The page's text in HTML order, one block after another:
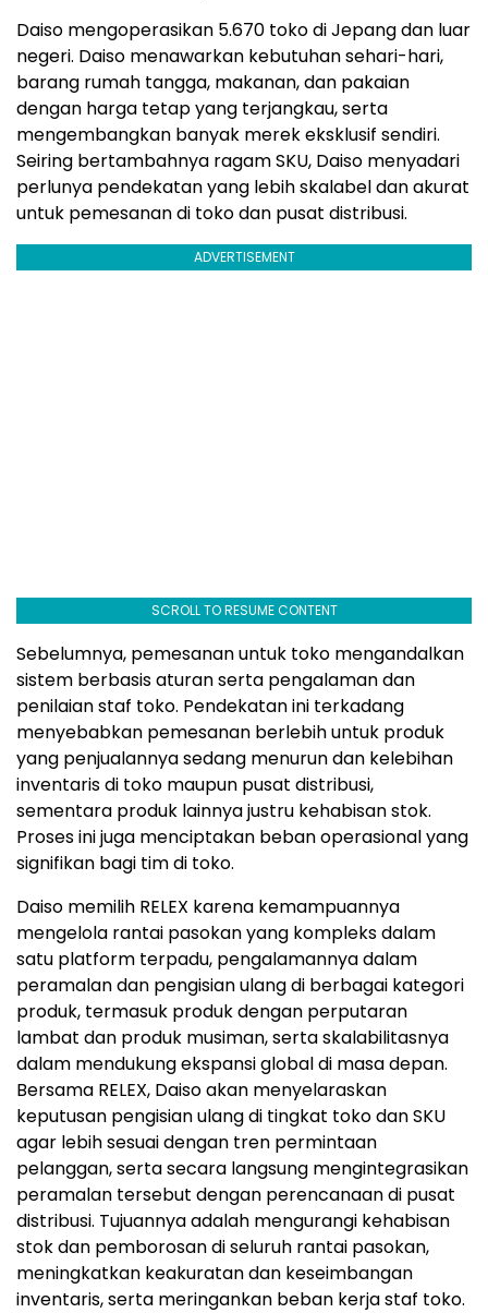
Daiso mengoperasikan 5.670 toko di Jepang dan luar
negeri. Daiso menawarkan kebutuhan sehari-hari,
barang rumah tangga, makanan, dan pakaian
dengan harga tetap yang terjangkau, serta
mengembangkan banyak merek eksklusif sendiri.
Seiring bertambahnya ragam SKU, Daiso menyadari
perlunya pendekatan yang lebih skalabel dan akurat
untuk pemesanan di toko dan pusat distribusi.
ADVERTISEMENT
SCROLL TO RESUME CONTENT
Sebelumnya, pemesanan untuk toko mengandalkan
sistem berbasis aturan serta pengalaman dan
penilaian staf toko. Pendekatan ini terkadang
menyebabkan pemesanan berlebih untuk produk
yang penjualannya sedang menurun dan kelebihan
inventaris di toko maupun pusat distribusi,
sementara produk lainnya justru kehabisan stok.
Proses ini juga menciptakan beban operasional yang
signifikan bagi tim di toko.
Daiso memilih RELEX karena kemampuannya
mengelola rantai pasokan yang kompleks dalam
satu platform terpadu, pengalamannya dalam
peramalan dan pengisian ulang di berbagai kategori
produk, termasuk produk dengan perputaran
lambat dan produk musiman, serta skalabilitasnya
dalam mendukung ekspansi global di masa depan.
Bersama RELEX, Daiso akan menyelaraskan
keputusan pengisian ulang di tingkat toko dan SKU
agar lebih sesuai dengan tren permintaan
pelanggan, serta secara langsung mengintegrasikan
peramalan tersebut dengan perencanaan di pusat
distribusi. Tujuannya adalah mengurangi kehabisan
stok dan pemborosan di seluruh rantai pasokan,
meningkatkan keakuratan dan keseimbangan
inventaris, serta meringankan beban kerja staf toko.